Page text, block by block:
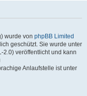
wurde von phpBB Limited
geschützt. Sie wurde unter
2.0) veröffentlicht und kann
Anlaufstelle ist unter